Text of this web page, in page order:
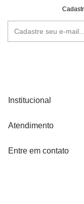
Institucional
Atendimento
Entre em contato